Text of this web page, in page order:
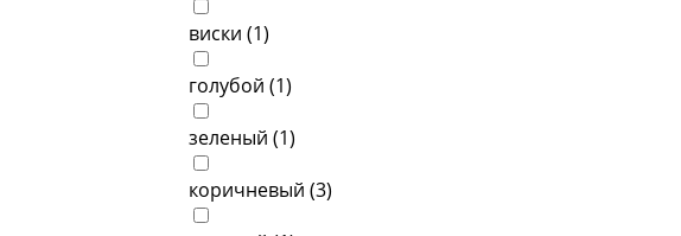
виски (1)
голубой (1)
зеленый (1)
коричневый (3)